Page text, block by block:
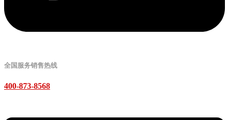
全国服务销售热线
400-873-8568